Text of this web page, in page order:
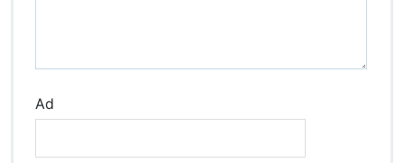
Ad